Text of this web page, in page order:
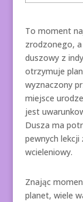
To moment
zrodzonego,
duszowy z
otrzymuje
wyznaczony
miejsce
jest
Dusza ma
pewnych lekcji
wcieleniowy.
Znając
planet, wiele